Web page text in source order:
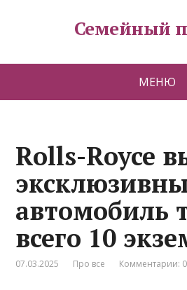
Семейный
МЕНЮ
Rolls-Royce
автомобиль
всего 10
07.03.2025 Про все Комментарии: 0